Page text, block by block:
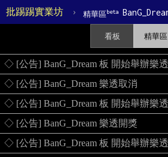
批踢踢實業坊 › 精華區beta
看板 精華區
◇ [公告] BanG_Dream 板 開始舉辦樂
◇ [公告] BanG_Dream 樂透取消
◇ [公告] BanG_Dream 板 開始舉辦樂
◇ [公告] BanG_Dream 樂透開獎
◇ [公告] BanG_Dream 板 開始舉辦樂